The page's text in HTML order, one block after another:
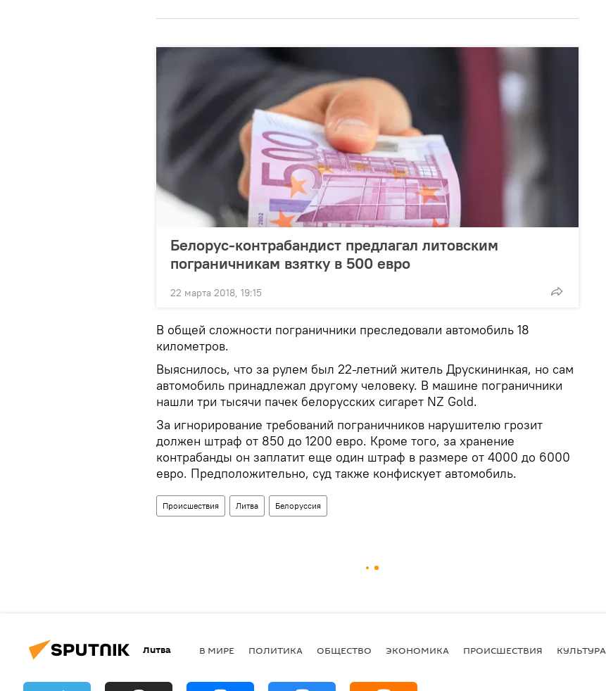
Белорус-контрабандист предлагал литовским
пограничникам взятку в 500 евро
22 марта 2018, 19:15
В общей сложности пограничники преследовали автомобиль 18
километров.
Выяснилось, что за рулем был 22-летний житель Друскининкая, но сам
автомобиль принадлежал другому человеку. В машине пограничники
нашли три тысячи пачек белорусских сигарет NZ Gold.
За игнорирование требований пограничников нарушителю грозит
должен штраф от 850 до 1200 евро. Кроме того, за хранение
контрабанды он заплатит еще один штраф в размере от 4000 до 6000
евро. Предположительно, суд также конфискует автомобиль.
Происшествия Литва Белоруссия
Литва В МИРЕ ПОЛИТИКА ОБЩЕСТВО ЭКОНОМИКА ПРОИСШЕСТВИЯ КУЛЬТУРА